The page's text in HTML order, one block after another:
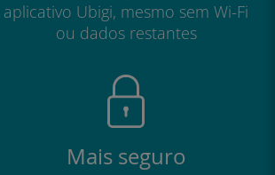
aplicativo Ubigi, mesmo sem Wi-Fi
ou dados restantes
Mais seguro